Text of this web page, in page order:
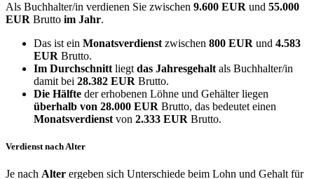
Als Buchhalter/in verdienen Sie zwischen 9.600 EUR und 55.000
EUR Brutto im Jahr.
Das ist ein Monatsverdienst zwischen 800 EUR und 4.583
EUR Brutto.
Im Durchschnitt liegt das Jahresgehalt als Buchhalter/in
damit bei 28.382 EUR Brutto.
Die Hälfte der erhobenen Löhne und Gehälter liegen
überhalb von 28.000 EUR Brutto, das bedeutet einen
Monatsverdienst von 2.333 EUR Brutto.
Verdienst nach Alter
Je nach Alter ergeben sich Unterschiede beim Lohn und Gehalt für